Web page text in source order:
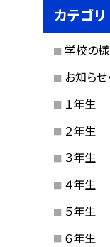
カテゴリ
学校の
お知ら
１年生
２年生
３年生
４年生
５年生
６年生